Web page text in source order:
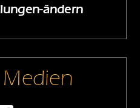
ändern
Medien